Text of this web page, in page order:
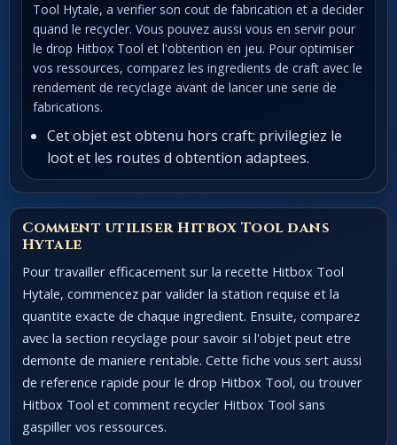
Tool Hytale, a verifier son cout de fabrication et a decider
quand le recycler. Vous pouvez aussi vous en servir pour
le drop Hitbox Tool et l'obtention en jeu. Pour optimiser
vos ressources, comparez les ingredients de craft avec le
rendement de recyclage avant de lancer une serie de
fabrications.
Cet objet est obtenu hors craft: privilegiez le
loot et les routes d obtention adaptees.
Comment utiliser Hitbox Tool dans
Hytale
Pour travailler efficacement sur la recette Hitbox Tool
Hytale, commencez par valider la station requise et la
quantite exacte de chaque ingredient. Ensuite, comparez
avec la section recyclage pour savoir si l'objet peut etre
demonte de maniere rentable. Cette fiche vous sert aussi
de reference rapide pour le drop Hitbox Tool, ou trouver
Hitbox Tool et comment recycler Hitbox Tool sans
gaspiller vos ressources.